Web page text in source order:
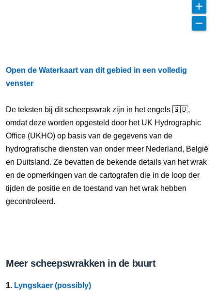
Open de Waterkaart van dit gebied in een volledig
venster
De teksten bij dit scheepswrak zijn in het engels 🇬🇧,
omdat deze worden opgesteld door het UK Hydrographic
Office (UKHO) op basis van de gegevens van de
hydrografische diensten van onder meer Nederland, België
en Duitsland. Ze bevatten de bekende details van het wrak
en de opmerkingen van de cartografen die in de loop der
tijden de positie en de toestand van het wrak hebben
gecontroleerd.
Meer scheepswrakken in de buurt
1. Lyngskaer (possibly)